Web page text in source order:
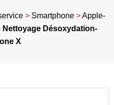
> Smartphone>Apple-
Nettoyage Désoxydation-
X